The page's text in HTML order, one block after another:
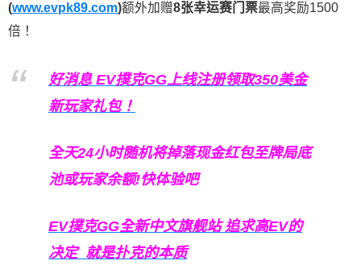
(www.evpk89.com)额外加赠8张幸运赛门票最高奖励1500
倍！
好消息 EV撲克GG上线注册领取350美金
新玩家礼包！
全天24小时随机将掉落现金红包至牌局底
池或玩家余额!快体验吧
EV撲克GG全新中文旗舰站追求高EV的
决定 就是扑克的本质